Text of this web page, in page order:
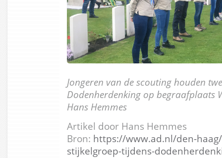
Jongeren van de scouting houden
Dodenherdenking op begraafplaats
Hans Hemmes
Artikel door Hans Hemmes
Bron: https://www.ad.nl/den-
stijkelgroep-tijdens-